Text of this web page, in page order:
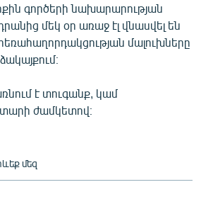
կայքերը
գործերի նախարարության
մեկ օր առաջ էլ վնասվել են
մալուխները
է տուգանք, կամ
ժամկետով։
մեզ